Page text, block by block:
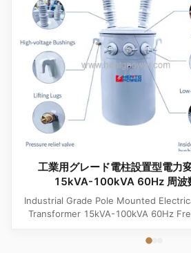
工業用グレード電柱設置型電力
15kVA-100kVA 60Hz 周波
Industrial Grade Pole Mounted
Transformer 15kVA-100kVA 60Hz
Frequency 60Hz Phase Single Phase